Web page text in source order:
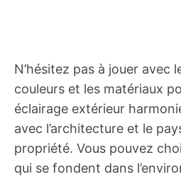
N’hésitez pas à jouer avec
couleurs et les matériaux
éclairage extérieur
avec l’architecture et le
propriété. Vous pouvez
qui se fondent dans